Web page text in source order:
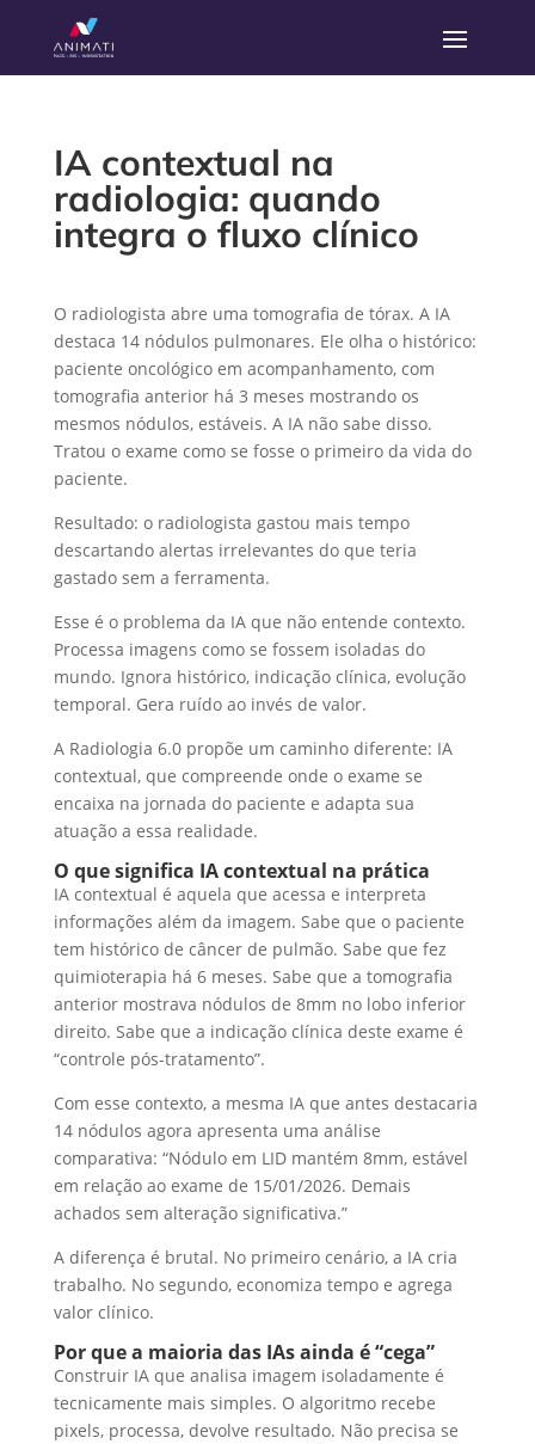
IA contextual na
radiologia: quando
integra o fluxo clínico
O radiologista abre uma tomografia de tórax. A IA
destaca 14 nódulos pulmonares. Ele olha o histórico:
paciente oncológico em acompanhamento, com
tomografia anterior há 3 meses mostrando os
mesmos nódulos, estáveis. A IA não sabe disso.
Tratou o exame como se fosse o primeiro da vida do
paciente.
Resultado: o radiologista gastou mais tempo
descartando alertas irrelevantes do que teria
gastado sem a ferramenta.
Esse é o problema da IA que não entende contexto.
Processa imagens como se fossem isoladas do
mundo. Ignora histórico, indicação clínica, evolução
temporal. Gera ruído ao invés de valor.
A Radiologia 6.0 propõe um caminho diferente: IA
contextual, que compreende onde o exame se
encaixa na jornada do paciente e adapta sua
atuação a essa realidade.
O que significa IA contextual na prática
IA contextual é aquela que acessa e interpreta
informações além da imagem. Sabe que o paciente
tem histórico de câncer de pulmão. Sabe que fez
quimioterapia há 6 meses. Sabe que a tomografia
anterior mostrava nódulos de 8mm no lobo inferior
direito. Sabe que a indicação clínica deste exame é
“controle pós-tratamento”.
Com esse contexto, a mesma IA que antes destacaria
14 nódulos agora apresenta uma análise
comparativa: “Nódulo em LID mantém 8mm, estável
em relação ao exame de 15/01/2026. Demais
achados sem alteração significativa.”
A diferença é brutal. No primeiro cenário, a IA cria
trabalho. No segundo, economiza tempo e agrega
valor clínico.
Por que a maioria das IAs ainda é “cega”
Construir IA que analisa imagem isoladamente é
tecnicamente mais simples. O algoritmo recebe
pixels, processa, devolve resultado. Não precisa se